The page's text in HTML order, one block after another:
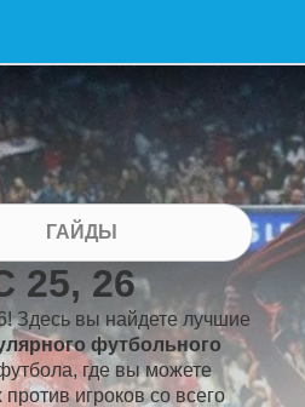
ГАЙДЫ
25, 26
Здесь вы найдете лучшие
футбольного
где вы можете
игроков со всего